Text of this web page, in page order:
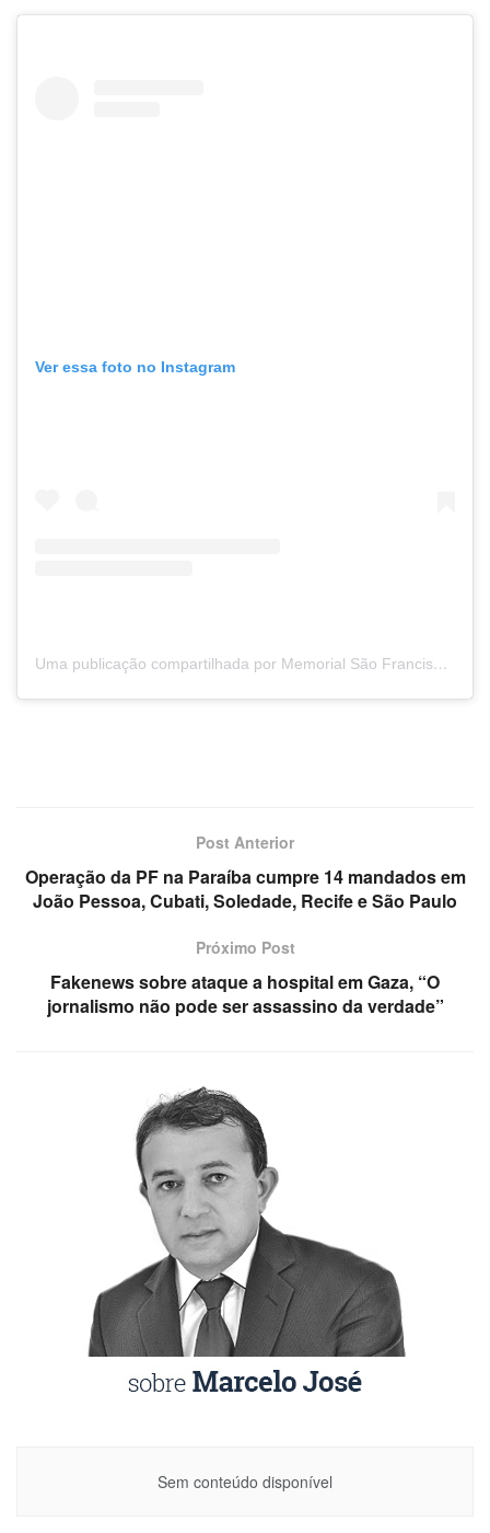
Ver essa foto no Instagram
Uma publicação compartilhada por Memorial São Francisco | 24h (@hospitalmemorialsf)
Post Anterior
Operação da PF na Paraíba cumpre 14 mandados em
João Pessoa, Cubati, Soledade, Recife e São Paulo
Próximo Post
Fakenews sobre ataque a hospital em Gaza, “O
jornalismo não pode ser assassino da verdade”
Sem conteúdo disponível